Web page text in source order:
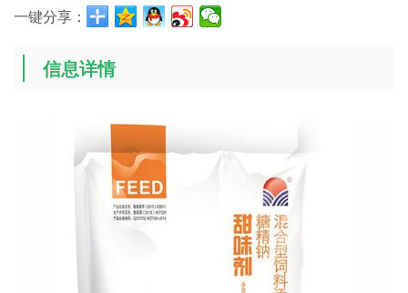
一键分享：
信息详情